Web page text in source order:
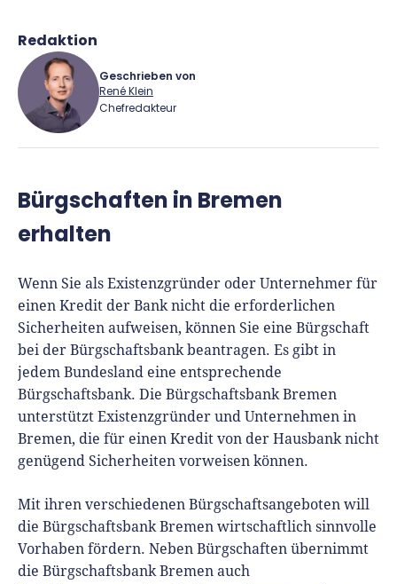
Vergleiche
Steuerberatung
Software
Deals
Redaktion
Geschrieben von
René Klein
Chefredakteur
Für-Gründer.de Redaktion
Seit 2010 ist René als Gründer von Für-
Gründerlandschaft. Seine Mission:
Gründerinnen und Gründern praxisnahe
Inhalte und echte Insights an die Hand zu
geben. Das tut er als Chefredakteur,
Podcast-Host, Webinar-Moderator und auf
unserem YouTube-Kanal.
Er ist Interviewpartner in anderen Medien
und verfasst Fachbeiträge zu
Bürgschaften in Bremen
erhalten
Wenn Sie als Existenzgründer oder Unternehmer für
einen Kredit der Bank nicht die erforderlichen
Sicherheiten aufweisen, können Sie eine Bürgschaft
bei der Bürgschaftsbank beantragen. Es gibt in
jedem Bundesland eine entsprechende
Bürgschaftsbank. Die Bürgschaftsbank Bremen
unterstützt Existenzgründer und Unternehmen in
Bremen, die für einen Kredit von der Hausbank nicht
genügend Sicherheiten vorweisen können.
Mit ihren verschiedenen Bürgschaftsangeboten will
die Bürgschaftsbank Bremen wirtschaftlich sinnvolle
Vorhaben fördern. Neben Bürgschaften übernimmt
die Bürgschaftsbank Bremen auch